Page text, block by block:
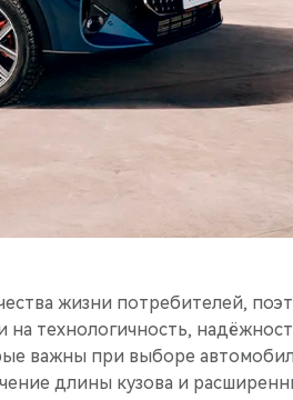
жизни потребителей,
на технологичность,
важны при выборе
длины кузова и